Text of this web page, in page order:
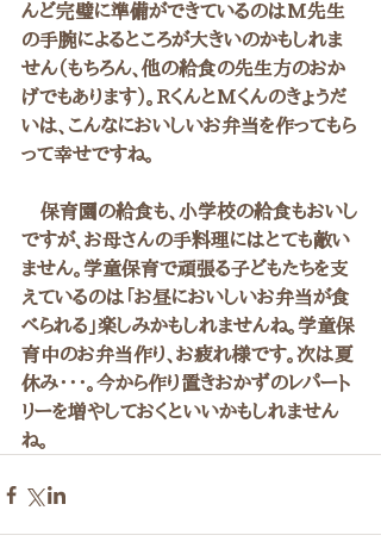
んど完璧に準備ができているのはM先生
の手腕によるところが大きいのかもしれま
せん（もちろん、他の給食の先生方のおか
げでもあります）。RくんとMくんのきょうだ
いは、こんなにおいしいお弁当を作ってもら
って幸せですね。
保育園の給食も、小学校の給食もおいし
ですが、お母さんの手料理にはとても敵い
ません。学童保育で頑張る子どもたちを支
えているのは「お昼においしいお弁当が食
べられる」楽しみかもしれませんね。学童保
育中のお弁当作り、お疲れ様です。次は夏
休み・・・。今から作り置きおかずのレパート
リーを増やしておくといいかもしれません
ね。